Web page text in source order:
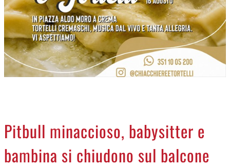
NECROLOGI
ACCEDI
Pitbull minaccioso, babysitter e
bambina si chiudono sul balcone